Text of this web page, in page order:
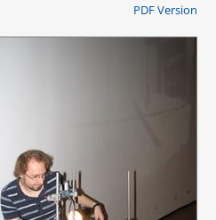
PDF Version